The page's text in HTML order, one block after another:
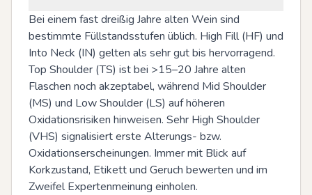
Bei einem fast dreißig Jahre alten Wein sind
bestimmte Füllstandsstufen üblich. High Fill (HF) und
Into Neck (IN) gelten als sehr gut bis hervorragend.
Top Shoulder (TS) ist bei >15–20 Jahre alten
Flaschen noch akzeptabel, während Mid Shoulder
(MS) und Low Shoulder (LS) auf höheren
Oxidationsrisiken hinweisen. Sehr High Shoulder
(VHS) signalisiert erste Alterungs- bzw.
Oxidationserscheinungen. Immer mit Blick auf
Korkzustand, Etikett und Geruch bewerten und im
Zweifel Expertenmeinung einholen.